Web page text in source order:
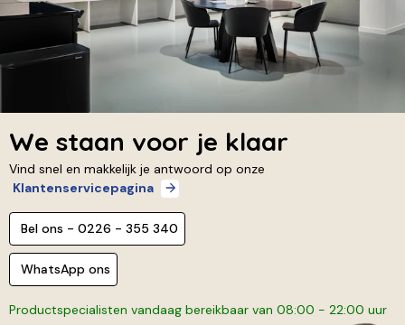
We staan voor je klaar
Vind snel en makkelijk je antwoord op onze
Klantenservicepagina
Bel ons - 0226 - 355 340
WhatsApp ons
Productspecialisten vandaag bereikbaar van 08:00 - 22:00 uur